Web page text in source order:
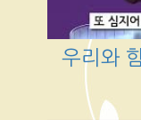
우리와